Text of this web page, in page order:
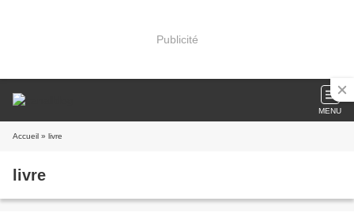
Publicité
MENU
Accueil » livre
livre